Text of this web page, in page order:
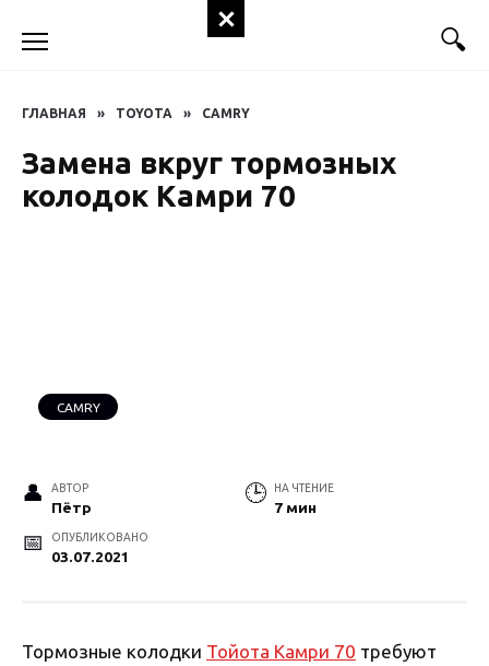
ГЛАВНАЯ » TOYOTA » CAMRY
Замена вкруг тормозных
колодок Камри 70
CAMRY
АВТОР
Пётр
НА ЧТЕНИЕ
7 мин
ОПУБЛИКОВАНО
03.07.2021
Тормозные колодки Тойота Камри 70 требуют